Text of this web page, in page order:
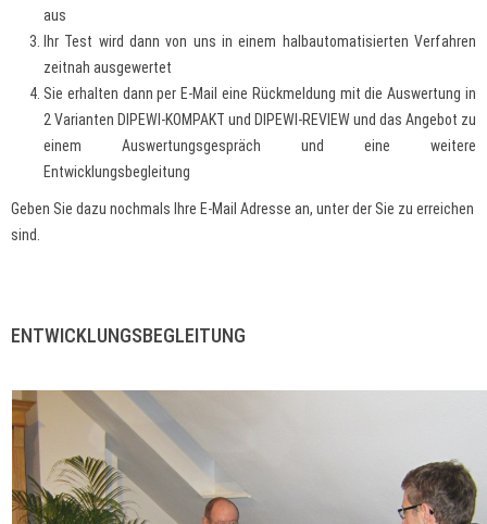
aus
Ihr Test wird dann von uns in einem halbautomatisierten Verfahren
zeitnah ausgewertet
Sie erhalten dann per E-Mail eine Rückmeldung mit die Auswertung in
2 Varianten DIPEWI-KOMPAKT und DIPEWI-REVIEW und das Angebot zu
einem Auswertungsgespräch und eine weitere
Entwicklungsbegleitung
Geben Sie dazu nochmals Ihre E-Mail Adresse an, unter der Sie zu erreichen
sind.
ENTWICKLUNGSBEGLEITUNG